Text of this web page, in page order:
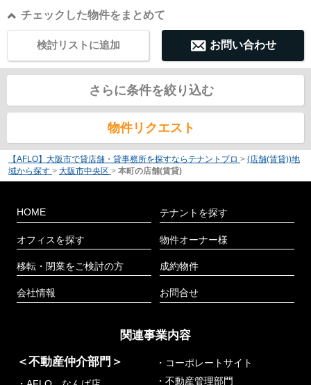
チェックした物件をまとめて
お問い合わせ
検討リストに追加
さらに条件を絞り込む
物件リクエスト
【AFLO】大阪市で貸店舗・貸事務所を探すならテナントプロ > (店舗(賃貸))地
域から探す > 大阪市中央区 > 本町の店舗(賃貸)
HOME
オフィスを探す
移転・閉業をご検討の方
会社情報
テナントを探す
物件オーナー様
成約物件
お問合せ
関連事業内容
＜不動産仲介部門＞
・コーポレートサイト
・不動産管理部門